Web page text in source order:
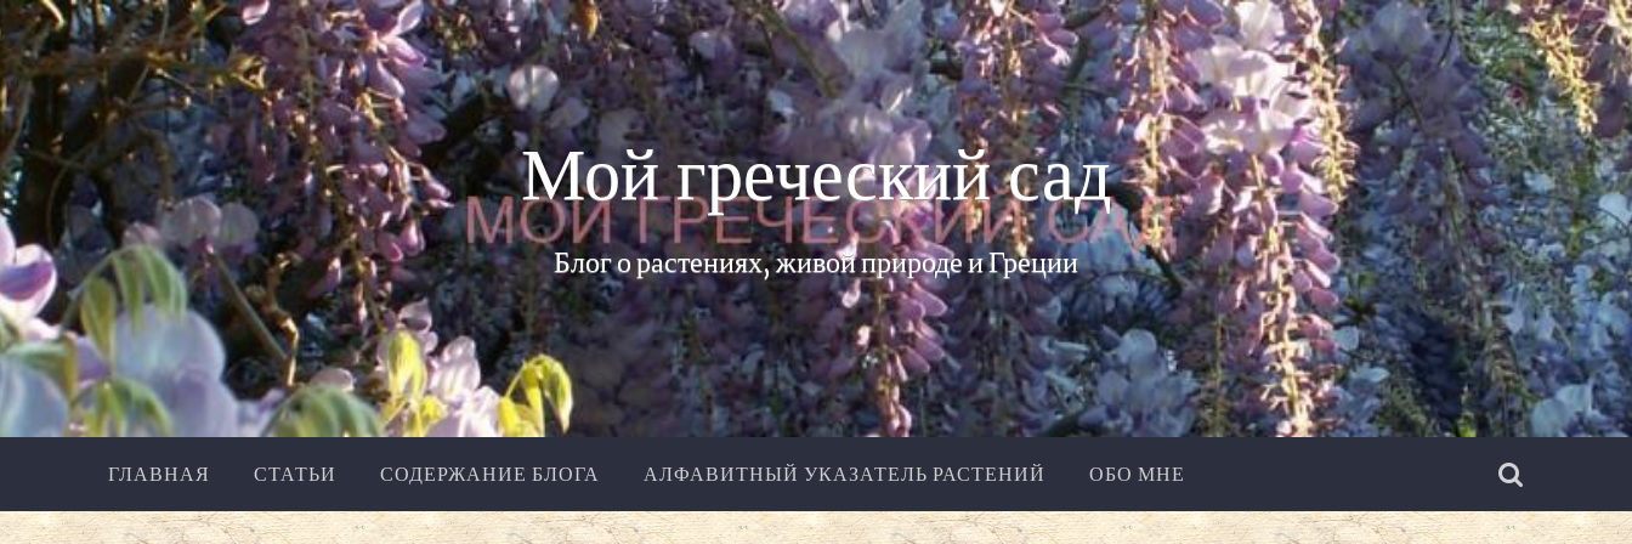
Перейти
к
содержанию
Мой греческий сад
Блог о растениях, живой природе и Греции
ГЛАВНАЯ СТАТЬИ СОДЕРЖАНИЕ БЛОГА АЛФАВИТНЫЙ УКАЗАТЕЛЬ РАСТЕНИЙ ОБО МНЕ